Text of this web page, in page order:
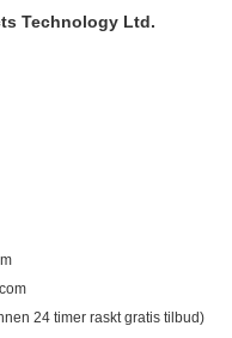
Technology Ltd.
24 timer raskt gratis tilbud)